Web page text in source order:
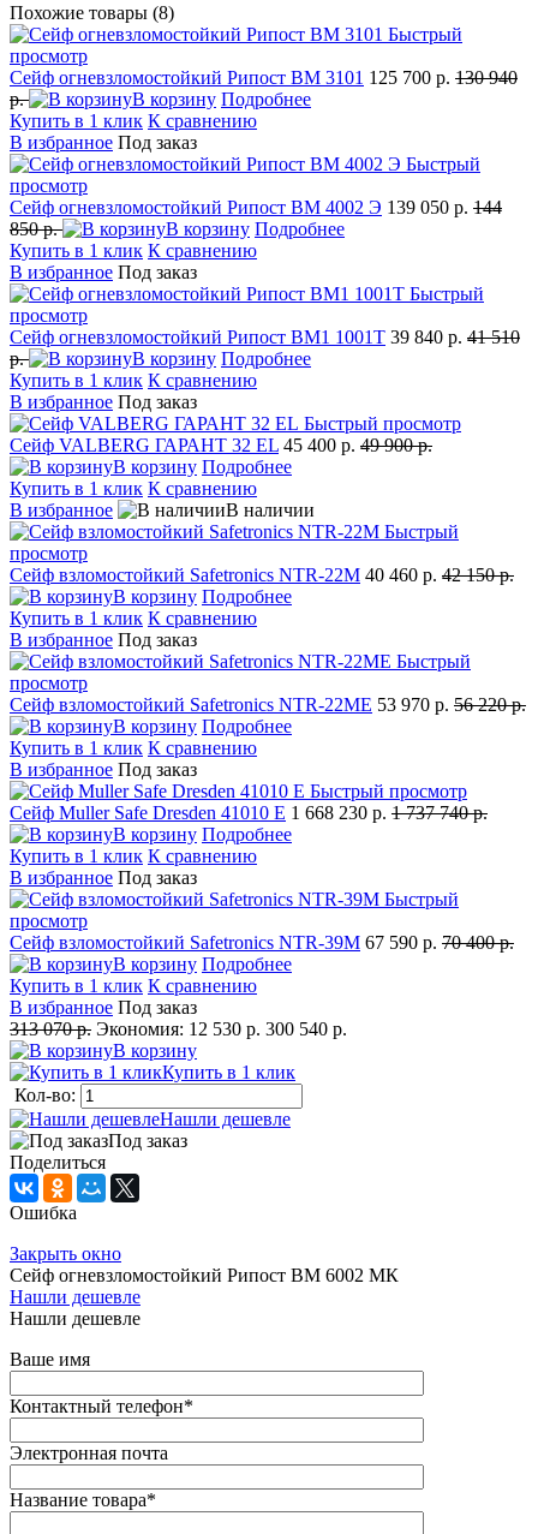
Похожие товары (8)
Быстрый
просмотр
Сейф огневзломостойкий Рипост BM 3101 125 700 р. 130 940
р.
В корзину Подробнее
Купить в 1 клик К сравнению
В избранное Под заказ
Быстрый
просмотр
Сейф огневзломостойкий Рипост BM 4002 Э 139 050 р. 144
850 р.
В корзину Подробнее
Купить в 1 клик К сравнению
В избранное Под заказ
Быстрый
просмотр
Сейф огневзломостойкий Рипост BM1 1001Т 39 840 р. 41 510
р.
В корзину Подробнее
Купить в 1 клик К сравнению
В избранное Под заказ
Быстрый просмотр
Сейф VALBERG ГАРАНТ 32 EL 45 400 р. 49 900 р.
В корзину Подробнее
Купить в 1 клик К сравнению
В избранное
В наличии
Быстрый
просмотр
Сейф взломостойкий Safetronics NTR-22M 40 460 р. 42 150 р.
В корзину Подробнее
Купить в 1 клик К сравнению
В избранное Под заказ
Быстрый
просмотр
Сейф взломостойкий Safetronics NTR-22ME 53 970 р. 56 220 р.
В корзину Подробнее
Купить в 1 клик К сравнению
В избранное Под заказ
Быстрый просмотр
Сейф Muller Safe Dresden 41010 E 1 668 230 р. 1 737 740 р.
В корзину Подробнее
Купить в 1 клик К сравнению
В избранное Под заказ
Быстрый
просмотр
Сейф взломостойкий Safetronics NTR-39M 67 590 р. 70 400 р.
В корзину Подробнее
Купить в 1 клик К сравнению
В избранное Под заказ
313 070 р. Экономия: 12 530 р. 300 540 р.
В корзину
Купить в 1 клик
Кол-во:
Нашли дешевле
Под заказ
Поделиться
Ошибка
Закрыть окно
Сейф огневзломостойкий Рипост BM 6002 МК
Нашли дешевле
Нашли дешевле
Ваше имя
Контактный телефон*
Электронная почта
Название товара*